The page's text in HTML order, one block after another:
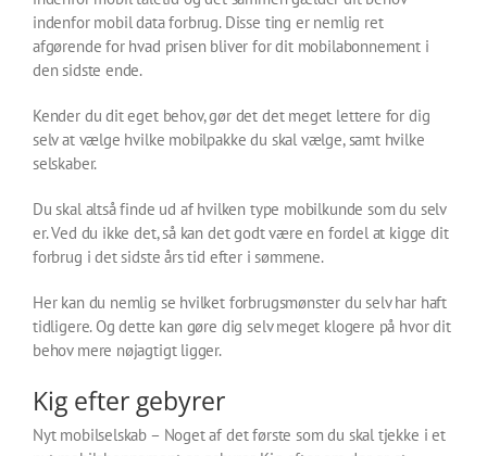
indenfor mobil data forbrug. Disse ting er nemlig ret
afgørende for hvad prisen bliver for dit mobilabonnement i
den sidste ende.
Kender du dit eget behov, gør det det meget lettere for dig
selv at vælge hvilke mobilpakke du skal vælge, samt hvilke
selskaber.
Du skal altså finde ud af hvilken type mobilkunde som du selv
er. Ved du ikke det, så kan det godt være en fordel at kigge dit
forbrug i det sidste års tid efter i sømmene.
Her kan du nemlig se hvilket forbrugsmønster du selv har haft
tidligere. Og dette kan gøre dig selv meget klogere på hvor dit
behov mere nøjagtigt ligger.
Kig efter gebyrer
Nyt mobilselskab – Noget af det første som du skal tjekke i et